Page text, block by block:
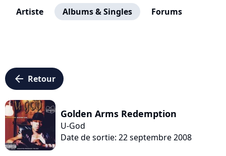
Artiste Albums & Singles Forums
arrow_left Retour
Golden Arms Redemption
U-God
Date de sortie: 22 septembre 2008